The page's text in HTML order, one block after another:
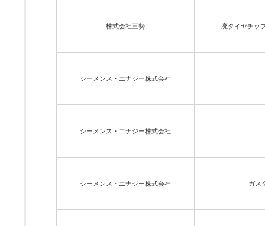
株式会社三勢 廃タイヤチッ
シーメンス・エナジー株式会社
シーメンス・エナジー株式会社
シーメンス・エナジー株式会社 ガス